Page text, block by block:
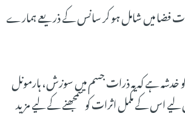
فضا میں شامل ہو کر سانس کے ذریعے ہمارے
خدشہ ہے کہ یہ ذرات جسم میں سوزش، ہارمونل
لیے اس کے مکمل اثرات کو سمجھنے کے لیے مزید